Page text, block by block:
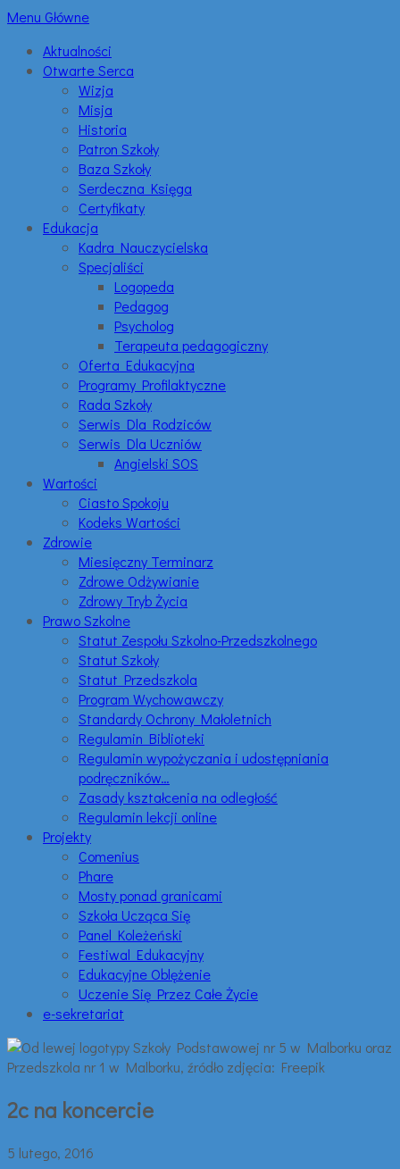
Menu Główne
Aktualności
Otwarte Serca
Wizja
Misja
Historia
Patron Szkoły
Baza Szkoły
Serdeczna Księga
Certyfikaty
Edukacja
Kadra Nauczycielska
Specjaliści
Logopeda
Pedagog
Psycholog
Terapeuta pedagogiczny
Oferta Edukacyjna
Programy Profilaktyczne
Rada Szkoły
Serwis Dla Rodziców
Serwis Dla Uczniów
Angielski SOS
Wartości
Ciasto Spokoju
Kodeks Wartości
Zdrowie
Miesięczny Terminarz
Zdrowe Odżywianie
Zdrowy Tryb Życia
Prawo Szkolne
Statut Zespołu Szkolno-Przedszkolnego
Statut Szkoły
Statut Przedszkola
Program Wychowawczy
Standardy Ochrony Małoletnich
Regulamin Biblioteki
Regulamin wypożyczania i udostępniania
podręczników…
Zasady kształcenia na odległość
Regulamin lekcji online
Projekty
Comenius
Phare
Mosty ponad granicami
Szkoła Ucząca Się
Panel Koleżeński
Festiwal Edukacyjny
Edukacyjne Oblężenie
Uczenie Się Przez Całe Życie
e-sekretariat
2c na koncercie
5 lutego, 2016